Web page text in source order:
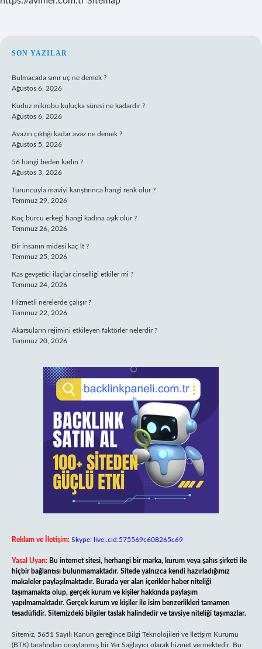
SIDEBAR
SON YAZILAR
Bulmacada sınır uç ne demek ?
Ağustos 6, 2026
Kuduz mikrobu kuluçka süresi ne kadardır ?
Ağustos 6, 2026
Avazın çıktığı kadar avaz ne demek ?
Ağustos 5, 2026
56 hangi beden kadın ?
Ağustos 3, 2026
Turuncuyla maviyi karıştırınca hangi renk olur ?
Temmuz 29, 2026
Koç burcu erkeği hangi kadına aşık olur ?
Temmuz 26, 2026
Bir insanın midesi kaç lt ?
Temmuz 25, 2026
Kas gevşetici ilaçlar cinselliği etkiler mi ?
Temmuz 24, 2026
Hizmetli nerelerde çalışır ?
Temmuz 22, 2026
Akarsuların rejimini etkileyen faktörler nelerdir ?
Temmuz 20, 2026
Reklam ve İletişim: Skype: live:.cid.575569c608265c69
Yasal Uyarı: Bu internet sitesi, herhangi bir marka, kurum veya şahıs şirketi ile
hiçbir bağlantısı bulunmamaktadır. Sitede yalnızca kendi hazırladığımız
makaleler paylaşılmaktadır. Burada yer alan içerikler haber niteliği
taşımamakta olup, gerçek kurum ve kişiler hakkında paylaşım
yapılmamaktadır. Gerçek kurum ve kişiler ile isim benzerlikleri tamamen
tesadüfidir. Sitemizdeki bilgiler taslak halindedir ve tavsiye niteliği taşımazlar.
Sitemiz, 5651 Sayılı Kanun gereğince Bilgi Teknolojileri ve İletişim Kurumu
(BTK) tarafından onaylanmış bir Yer Sağlayıcı olarak hizmet vermektedir. Bu